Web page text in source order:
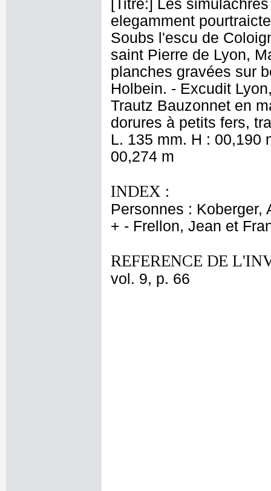
[Titre:] Les
elegamment
Soubs l'escu de
saint Pierre de Lyon,
planches gravées sur
Holbein. - Excudit
Trautz Bauzonnet en
dorures à petits fers,
L. 135 mm. H : 00,190
00,274 m
INDEX :
Personnes : Koberger,
+ - Frellon, Jean et
REFERENCE DE
vol. 9, p. 66